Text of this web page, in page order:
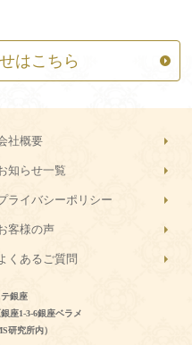
はこちら
銀座
座1-3-6銀座ベラメ
研究所内）
社概要
知らせ一覧
ライバシーポリシー
客様の声
くあるご質問